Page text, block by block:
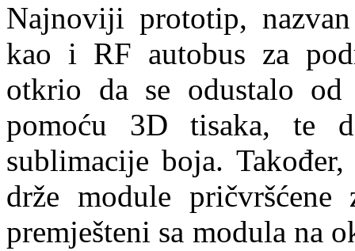
Najnoviji prototip,
kao i RF autobus za
otkrio da se odustalo od
pomoću 3D tisaka, te
sublimacije boja.
drže module
premješteni sa modula na